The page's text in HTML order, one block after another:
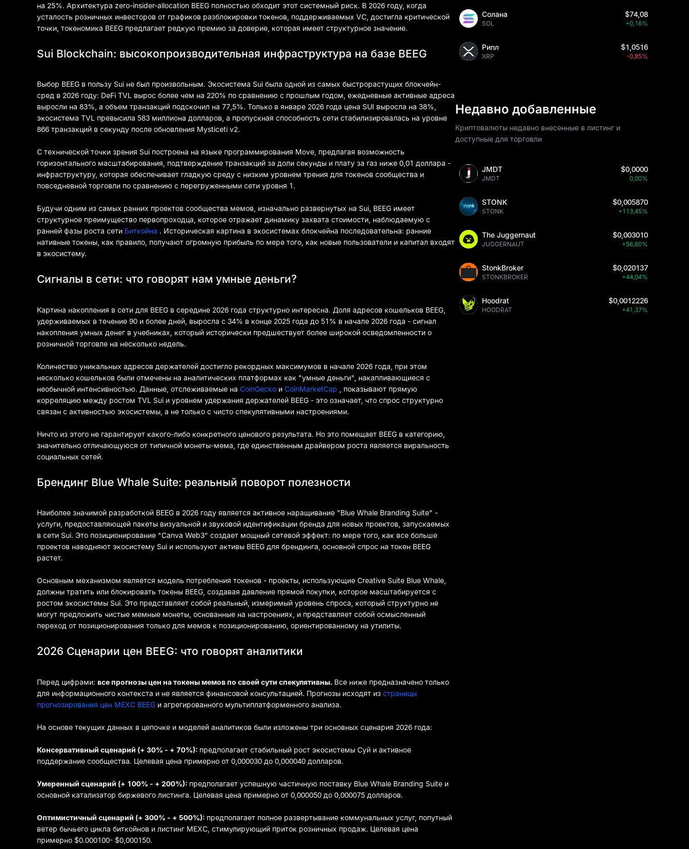
на 25%. Архитектура zero-insider-allocation BEEG полностью обходит этот системный риск. В 2026 году, когда
усталость розничных инвесторов от графиков разблокировки токенов, поддерживаемых VC, достигла критической
точки, токеномика BEEG предлагает редкую премию за доверие, которая имеет структурное значение.
Sui Blockchain: высокопроизводительная инфраструктура на базе BEEG
Выбор BEEG в пользу Sui не был произвольным. Экосистема Sui была одной из самых быстрорастущих блокчейн-
сред в 2026 году: DeFi TVL вырос более чем на 220% по сравнению с прошлым годом, ежедневные активные адреса
выросли на 83%, а объем транзакций подскочил на 77,5%. Только в январе 2026 года цена SUI выросла на 38%,
экосистема TVL превысила 583 миллиона долларов, а пропускная способность сети стабилизировалась на уровне
866 транзакций в секунду после обновления Mysticeti v2.
С технической точки зрения Sui построена на языке программирования Move, предлагая возможность
горизонтального масштабирования, подтверждение транзакций за доли секунды и плату за газ ниже 0,01 доллара -
инфраструктуру, которая обеспечивает гладкую среду с низким уровнем трения для токенов сообщества и
повседневной торговли по сравнению с перегруженными сети уровня 1.
Будучи одним из самых ранних проектов сообщества мемов, изначально развернутых на Sui, BEEG имеет
структурное преимущество первопроходца, которое отражает динамику захвата стоимости, наблюдаемую с
ранней фазы роста сети Биткойна . Историческая картина в экосистемах блокчейна последовательна: ранние
нативные токены, как правило, получают огромную прибыль по мере того, как новые пользователи и капитал входят
в экосистему.
Сигналы в сети: что говорят нам умные деньги?
Картина накопления в сети для BEEG в середине 2026 года структурно интересна. Доля адресов кошельков BEEG,
удерживаемых в течение 90 и более дней, выросла с 34% в конце 2025 года до 51% в начале 2026 года - сигнал
накопления умных денег в учебниках, который исторически предшествует более широкой осведомленности о
розничной торговле на несколько недель.
Количество уникальных адресов держателей достигло рекордных максимумов в начале 2026 года, при этом
несколько кошельков были отмечены на аналитических платформах как "умные деньги", накапливающиеся с
необычной интенсивностью. Данные, отслеживаемые на CoinGecko и CoinMarketCap
, показывают прямую
корреляцию между ростом TVL Sui и уровнем удержания держателей BEEG - это означает, что спрос структурно
связан с активностью экосистемы, а не только с чисто спекулятивными настроениями.
Ничто из этого не гарантирует какого-либо конкретного ценового результата. Но это помещает BEEG в категорию,
значительно отличающуюся от типичной монеты-мема, где единственным драйвером роста является виральность
социальных сетей.
Брендинг Blue Whale Suite: реальный поворот полезности
Наиболее значимой разработкой BEEG в 2026 году является активное наращивание "Blue Whale Branding Suite" -
услуги, предоставляющей пакеты визуальной и звуковой идентификации бренда для новых проектов, запускаемых
в сети Sui. Это позиционирование "Canva Web3" создает мощный сетевой эффект: по мере того, как все больше
проектов наводняют экосистему Sui и используют активы BEEG для брендинга, основной спрос на токен BEEG
растет.
Основным механизмом является модель потребления токенов - проекты, использующие Creative Suite Blue Whale,
должны тратить или блокировать токены BEEG, создавая давление прямой покупки, которое масштабируется с
ростом экосистемы Sui. Это представляет собой реальный, измеримый уровень спроса, который структурно не
могут предложить чистые мемные монеты, основанные на настроениях, и представляет собой осмысленный
переход от позиционирования только для мемов к позиционированию, ориентированному на утилиты.
2026 Сценарии цен BEEG: что говорят аналитики
Перед цифрами: все прогнозы цен на токены мемов по своей сути спекулятивны. Все ниже предназначено только
для информационного контекста и не является финансовой консультацией. Прогнозы исходят из страницы
прогнозирования цен MEXC BEEG и агрегированного мультиплатформенного анализа.
На основе текущих данных в цепочке и моделей аналитиков были изложены три основных сценария 2026 года:
Консервативный сценарий (+ 30% - + 70%): предполагает стабильный рост экосистемы Суй и активное
поддержание сообщества. Целевая цена примерно от 0,000030 до 0,000040 долларов.
Умеренный сценарий (+ 100% - + 200%): предполагает успешную частичную поставку Blue Whale Branding Suite и
основной катализатор биржевого листинга. Целевая цена примерно от 0,000050 до 0,000075 долларов.
Оптимистичный сценарий (+ 300% - + 500%): предполагает полное развертывание коммунальных услуг, попутный
ветер бычьего цикла биткойнов и листинг MEXC, стимулирующий приток розничных продаж. Целевая цена
примерно $0.000100- $0,000150.
Солана
SOL
$74,08
+0,16%
Рипл
XRP
$1,0516
-0,85%
Недавно добавленные
Криптовалюты недавно внесенные в листинг и
доступные для торговли
JMDT
JMDT
$0,0000
0,00%
STONK
STONK
$0,005870
+113,45%
The Juggernaut
JUGGERNAUT
$0,003010
+56,60%
StonkBroker
STONKBROKER
$0,020137
+44,04%
Hoodrat
HOODRAT
$0,0012226
+41,37%